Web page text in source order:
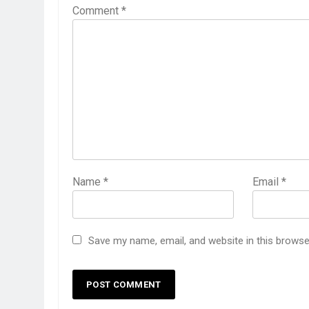
Comment *
Name * Email *
Save my name, email, and website in this